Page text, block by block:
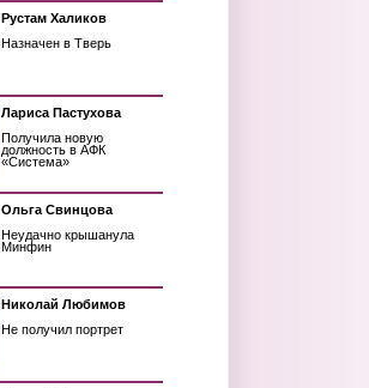
Рустам Халиков
Назначен в Тверь
Лариса Пастухова
Получила новую
должность в АФК
«Система»
Ольга Свинцова
Неудачно крышанула
Минфин
Николай Любимов
Не получил портрет